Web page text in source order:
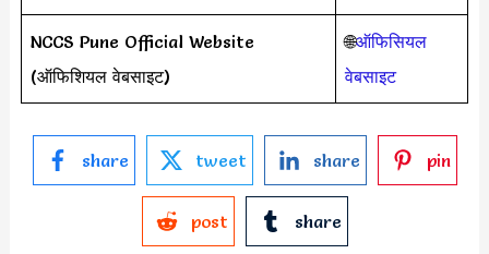
NCCS Pune Official Website
(ऑफिशियल वेबसाइट)
🌐ऑफिसियल
वेबसाइट
share tweet share pin
post share